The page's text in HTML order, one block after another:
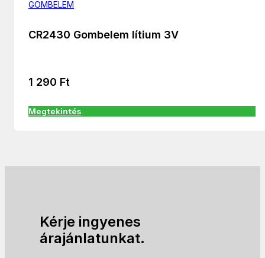
GOMBELEM
CR2430 Gombelem lítium 3V
1 290 Ft
Megtekintés
Kérje ingyenes
árajánlatunkat.